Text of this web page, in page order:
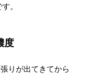
。
度
りが出てきてから